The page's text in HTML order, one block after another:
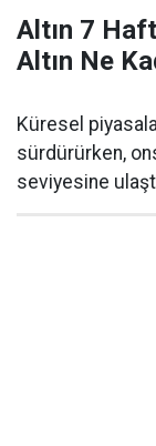
Altın 7
Altın Ne
Küresel
sürdürürken,
seviyesine